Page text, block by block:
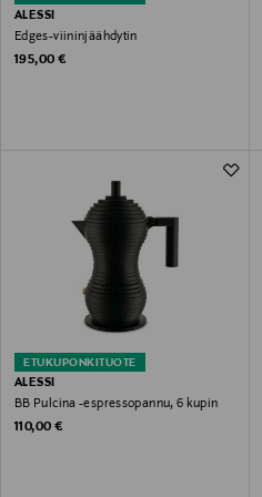
ALESSI
Edges-viininjäähdytin
Original Price
195,00 €
ETUKUPONKITUOTE
ALESSI
BB Pulcina -espressopannu, 6 kupin
Original Price
110,00 €